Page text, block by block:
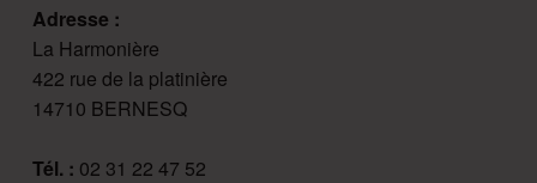
Adresse :
La Harmonière
422 rue de la platinière
14710 BERNESQ
Tél. : 02 31 22 47 52